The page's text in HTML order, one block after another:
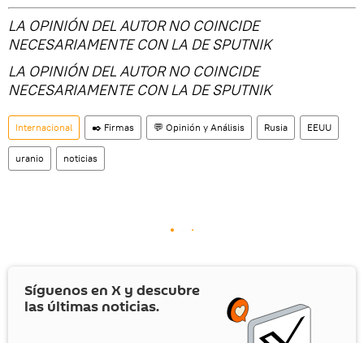
LA OPINIÓN DEL AUTOR NO COINCIDE
NECESARIAMENTE CON LA DE SPUTNIK
LA OPINIÓN DEL AUTOR NO COINCIDE
NECESARIAMENTE CON LA DE SPUTNIK
Internacional ✒️ Firmas 💬 Opinión y Análisis Rusia EEUU
uranio noticias
Síguenos en X y descubre
las últimas noticias.